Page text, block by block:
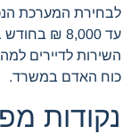
לבחירת המערכת
עד 8,000 ₪
השירות לדיירים
כוח האדם במשרד.
נקודות